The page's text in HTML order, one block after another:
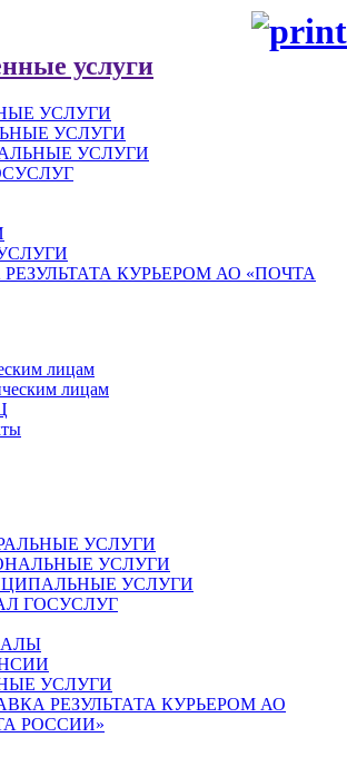
услуги
УСЛУГИ
УСЛУГИ
УСЛУГИ
КУРЬЕРОМ АО «ПОЧТА
лицам
лицам
УСЛУГИ
УСЛУГИ
УСЛУГИ
ГОСУСЛУГ
УСЛУГИ
РЕЗУЛЬТАТА КУРЬЕРОМ АО
РОССИИ»